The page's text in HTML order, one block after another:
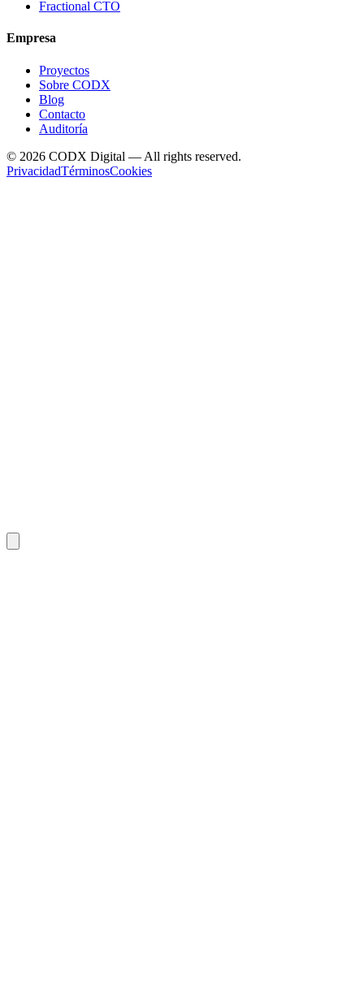
Fractional CTO
Empresa
Proyectos
Sobre CODX
Blog
Contacto
Auditoría
© 2026 CODX Digital — All rights reserved.
PrivacidadTérminosCookies